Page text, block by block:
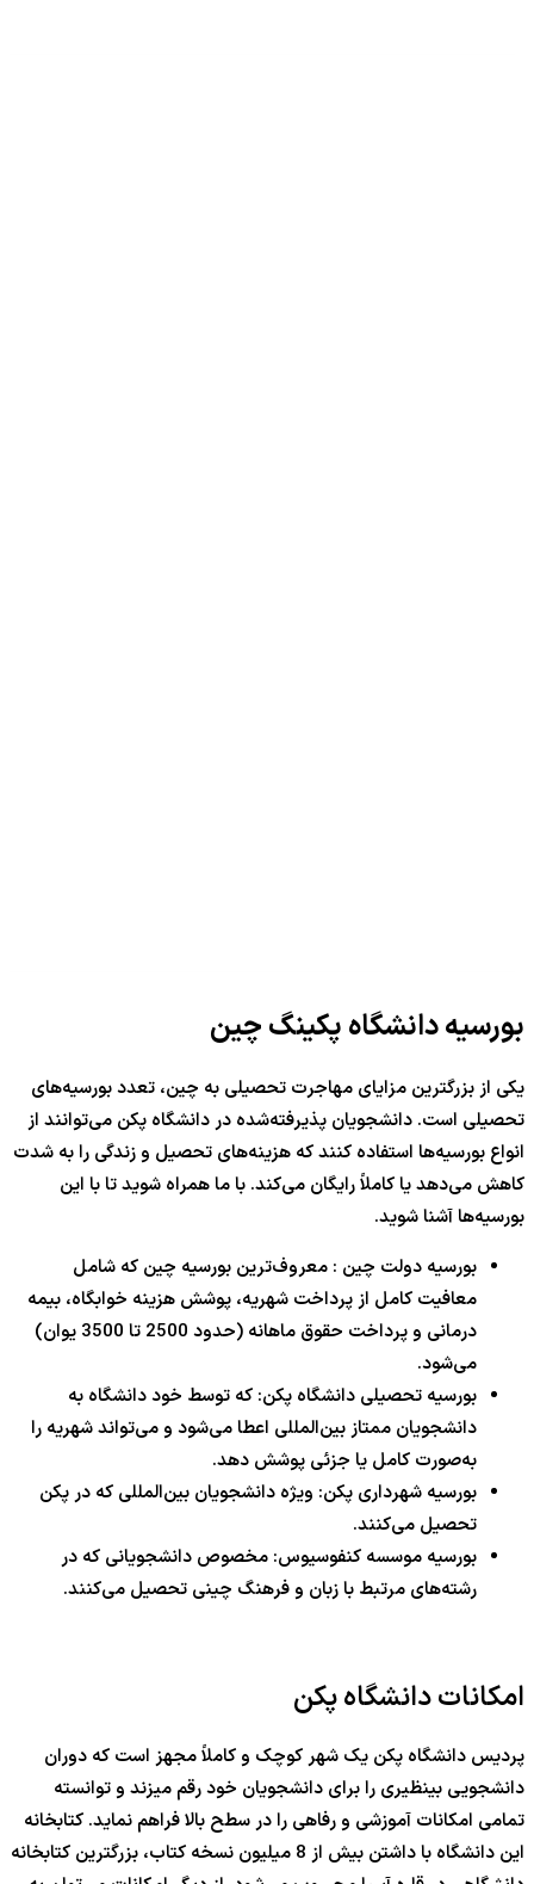
بورسیه دانشگاه پکینگ چین
یکی از بزرگترین مزایای مهاجرت تحصیلی به چین، تعدد بورسیه‌های
تحصیلی است. دانشجویان پذیرفته‌شده در دانشگاه پکن می‌توانند از
انواع بورسیه‌ها استفاده کنند که هزینه‌های تحصیل و زندگی را به شدت
کاهش می‌دهد یا کاملاً رایگان می‌کند. با ما همراه شوید تا با این
بورسیه‌ها آشنا شوید.
بورسیه دولت چین : معروف‌ترین بورسیه چین که شامل
معافیت کامل از پرداخت شهریه، پوشش هزینه خوابگاه، بیمه
درمانی و پرداخت حقوق ماهانه (حدود 2500 تا 3500 یوان)
می‌شود.
بورسیه تحصیلی دانشگاه پکن: که توسط خود دانشگاه به
دانشجویان ممتاز بین‌المللی اعطا می‌شود و می‌تواند شهریه را
به‌صورت کامل یا جزئی پوشش دهد.
بورسیه شهرداری پکن: ویژه دانشجویان بین‌المللی که در پکن
تحصیل می‌کنند.
بورسیه موسسه کنفوسیوس: مخصوص دانشجویانی که در
رشته‌های مرتبط با زبان و فرهنگ چینی تحصیل می‌کنند.
امکانات دانشگاه پکن
پردیس دانشگاه پکن یک شهر کوچک و کاملاً مجهز است که دوران
دانشجویی بینظیری را برای دانشجویان خود رقم میزند و توانسته
تمامی امکانات آموزشی و رفاهی را در سطح بالا فراهم نماید. کتابخانه
این دانشگاه با داشتن بیش از 8 میلیون نسخه کتاب، بزرگترین کتابخانه